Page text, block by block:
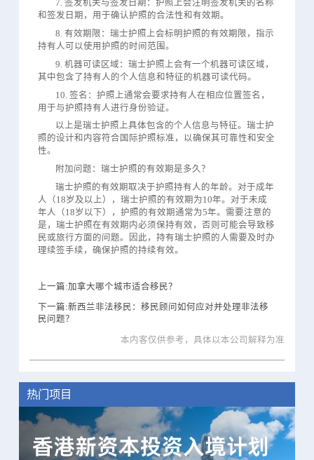
7. 签发机关与签发日期：护照上会注明签发机关的名称
和签发日期，用于确认护照的合法性和有效期。
8. 有效期限：瑞士护照上会标明护照的有效期限，指示
持有人可以使用护照的时间范围。
9. 机器可读区域：瑞士护照上会有一个机器可读区域，
其中包含了持有人的个人信息和特征的机器可读代码。
10. 签名：护照上通常会要求持有人在相应位置签名，
用于与护照持有人进行身份验证。
以上是瑞士护照上具体包含的个人信息与特征。瑞士护
照的设计和内容符合国际护照标准，以确保其可靠性和安全
性。
附加问题：瑞士护照的有效期是多久？
瑞士护照的有效期取决于护照持有人的年龄。对于成年
人（18岁及以上），瑞士护照的有效期为10年。对于未成
年人（18岁以下），护照的有效期通常为5年。需要注意的
是，瑞士护照在有效期内必须保持有效，否则可能会导致移
民或旅行方面的问题。因此，持有瑞士护照的人需要及时办
理续签手续，确保护照的持续有效。
上一篇:加拿大哪个城市适合移民？
下一篇:新西兰非法移民：移民顾问如何应对并处理非法移
民问题？
本内客仅供参考，具体以本公司解释为准
热门项目